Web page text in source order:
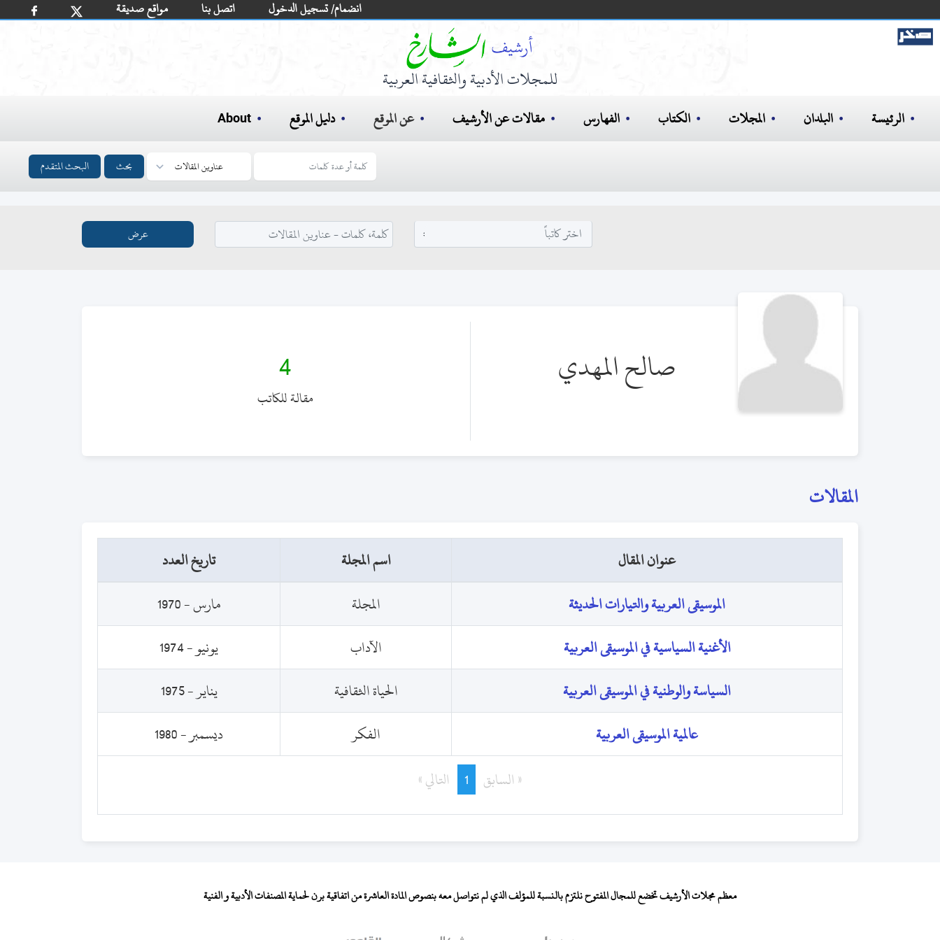
مواقع صديقة اتصل بنا انضمام/ تسجيل الدخول
للمجلات الأدبية والثقافية العربية
الرئيسة البلدان المجلات الكتاب الفهارس مقالات عن الأرشيف عن الموقع دليل الموقع About
بحث البحث المتقدم
صالح المهدي 4
مقالة للكاتب
المقالات
عنوان المقال اسم المجلة
تاريخ العدد
الموسيقى العربية والتيارات الحديثة
المجلة
مارس - 1970
الأغنية السياسية في الموسيقى العربية
الآداب
يونيو - 1974
السياسة والوطنية في الموسيقى العربية
الحياة الثقافية
يناير - 1975
عالمية الموسيقى العربية
الفكر
ديسمبر - 1980
السابق page
You're
1 التاليpage
معظم مجلات الأرشيف تخضع للمجال المفتوح نلتزم بالنسبة للمؤلف الذي لم نتواصل معه بنصوص المادة العاشرة من اتفاقية برن لحماية المصنفات الأدبية و الفنية